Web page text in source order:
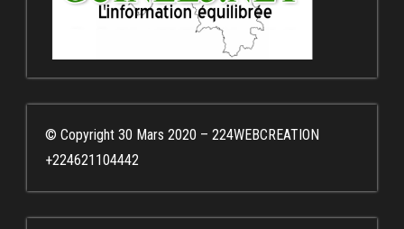
© Copyright 30 Mars 2020 – 224WEBCREATION
+224621104442